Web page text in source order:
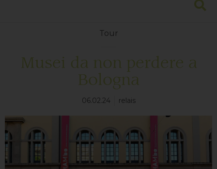
Tour
Musei da non perdere a
Bologna
06.02.24 relais